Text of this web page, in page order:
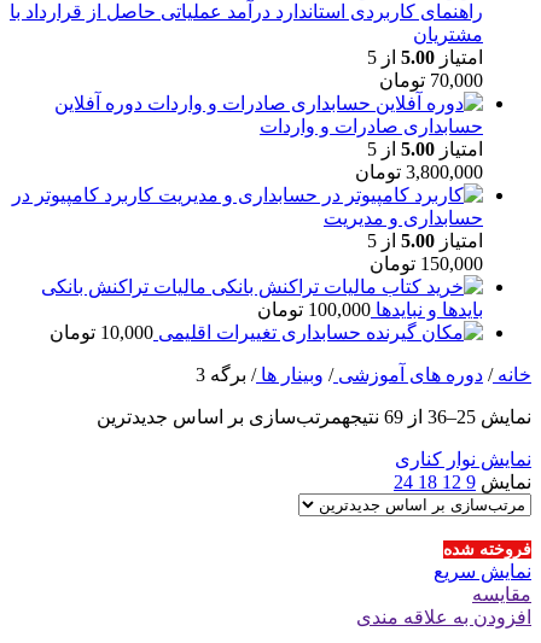
راهنمای کاربردی استاندارد درآمد عملیاتی حاصل از قرارداد با
مشتریان
امتیاز 5.00 از 5
70,000 تومان
دوره آفلاین
حسابداری صادرات و واردات
امتیاز 5.00 از 5
3,800,000 تومان
کاربرد کامپیوتر در
حسابداری و مدیریت
امتیاز 5.00 از 5
150,000 تومان
مالیات تراکنش بانکی
بایدها و نبایدها 100,000 تومان
حسابداری تغییرات اقلیمی 10,000 تومان
خانه/ دوره های آموزشی/ وبینار ها/ برگه 3
نمایش 25–36 از 69 نتیجه مرتب‌سازی بر اساس جدیدترین
نمایش نوار کناری
نمایش 9
12
18
24
فروخته شده
نمایش سریع
مقايسه
افزودن به علاقه مندی